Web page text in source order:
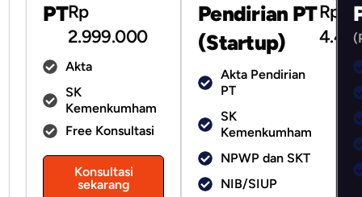
PTRp
2.999.000
Akta
SK
Kemenkumham
Free Konsultasi
Konsultasi
sekarang
Pendirian PT
(Startup)
Rp
Akta Pendirian
PT
SK
Kemenkumham
NPWP dan SKT
NIB/SIUP